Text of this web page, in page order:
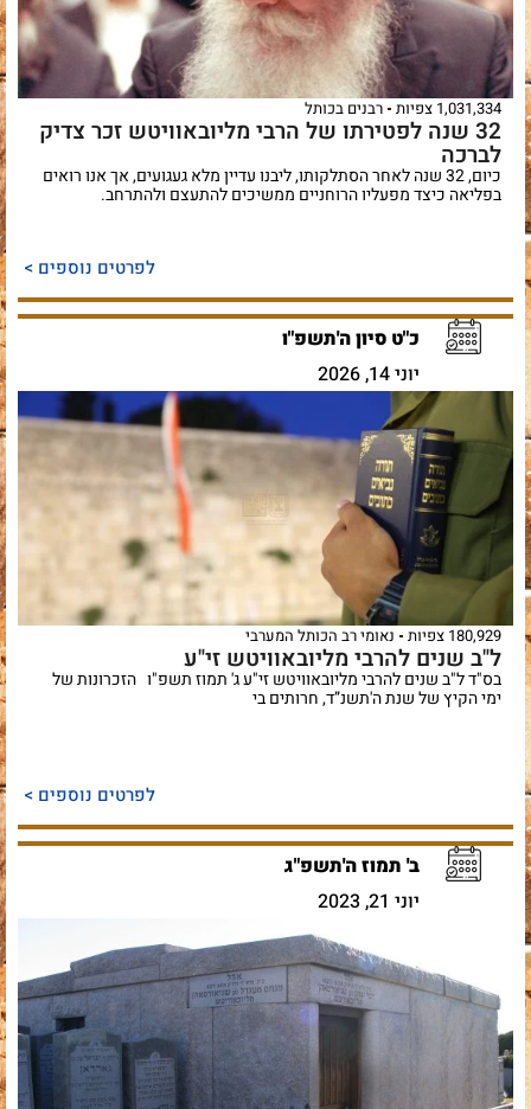
1,031,334 צפיות רבנים בכותל
32 שנה לפטירתו של הרבי מליובאוויטש זכר צדיק
לברכה
כיום, 32 שנה לאחר הסתלקותו, ליבנו עדיין מלא געגועים, אך אנו רואים
בפליאה כיצד מפעליו הרוחניים ממשיכים להתעצם ולהתרחב.
לפרטים נוספים >
כ"ט סיון ה'תשפ"ו
יוני 14, 2026
180,929 צפיות נאומי רב הכותל המערבי
ל"ב שנים להרבי מליובאוויטש זי"ע
בס"ד ל"ב שנים להרבי מליובאוויטש זי"ע ג' תמוז תשפ"ו הזכרונות של
ימי הקיץ של שנת ה'תשנ”ד, חרותים בי
לפרטים נוספים >
ב' תמוז ה'תשפ"ג
יוני 21, 2023